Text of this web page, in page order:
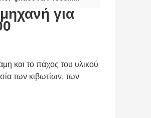
για
και το πάχος του υλικού
των κιβωτίων, των